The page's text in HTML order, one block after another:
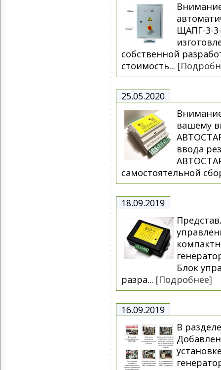
ЩАПГ-3-
собственной
стоимость...
25.05.2020
вашему
ввода
самостоятельной
18.09.2019
Блок
разра... [Подробнее]
16.09.2019
В